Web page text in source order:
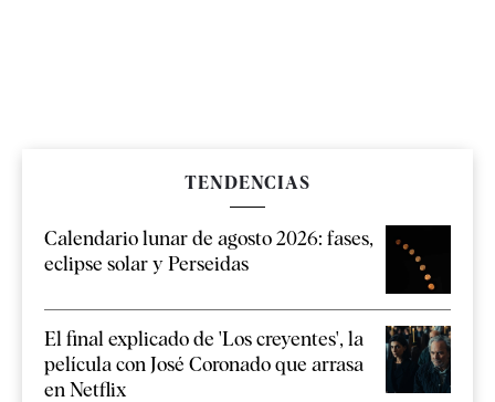
TENDENCIAS
Calendario lunar de agosto 2026: fases,
eclipse solar y Perseidas
El final explicado de 'Los creyentes', la
película con José Coronado que arrasa
en Netflix